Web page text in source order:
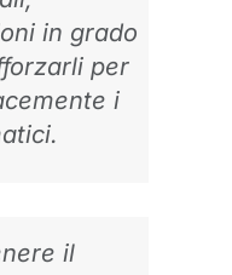
in grado
per
i
il